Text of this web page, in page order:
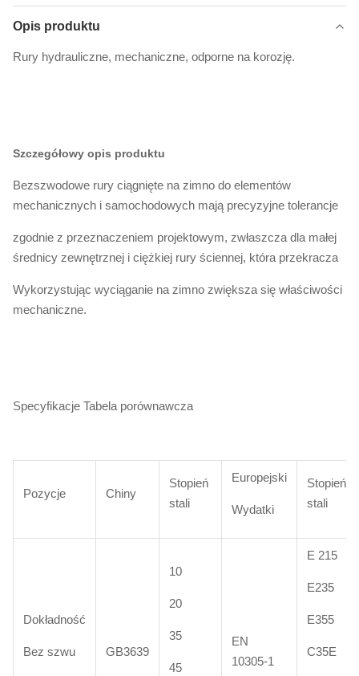
Opis produktu
Rury hydrauliczne, mechaniczne, odporne na korozję.
Szczegółowy opis produktu
Bezszwodowe rury ciągnięte na zimno do elementów
mechanicznych i samochodowych mają precyzyjne tolerancje
zgodnie z przeznaczeniem projektowym, zwłaszcza dla małej
średnicy zewnętrznej i ciężkiej rury ściennej, która przekracza
Wykorzystując wyciąganie na zimno zwiększa się właściwości
mechaniczne.
Specyfikacje Tabela porównawcza
Pozycje Chiny
Stopień
stali
Europejski
Wydatki
Stopień
stali
Dokładność
Bez szwu GB3639
10
20
35
45
EN
10305-1
E 215
E235
E355
C35E